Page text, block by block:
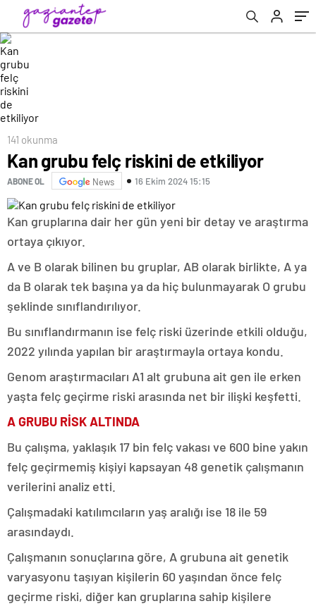
141 okunma
Kan grubu felç riskini de etkiliyor
ABONE OL News 16 Ekim 2024 15:15
Kan gruplarına dair her gün yeni bir detay ve araştırma
ortaya çıkıyor.
A ve B olarak bilinen bu gruplar, AB olarak birlikte, A ya
da B olarak tek başına ya da hiç bulunmayarak O grubu
şeklinde sınıflandırılıyor.
Bu sınıflandırmanın ise felç riski üzerinde etkili olduğu,
2022 yılında yapılan bir araştırmayla ortaya kondu.
Genom araştırmacıları A1 alt grubuna ait gen ile erken
yaşta felç geçirme riski arasında net bir ilişki keşfetti.
A GRUBU RİSK ALTINDA
Bu çalışma, yaklaşık 17 bin felç vakası ve 600 bine yakın
felç geçirmemiş kişiyi kapsayan 48 genetik çalışmanın
verilerini analiz etti.
Çalışmadaki katılımcıların yaş aralığı ise 18 ile 59
arasındaydı.
Çalışmanın sonuçlarına göre, A grubuna ait genetik
varyasyonu taşıyan kişilerin 60 yaşından önce felç
geçirme riski, diğer kan gruplarına sahip kişilere